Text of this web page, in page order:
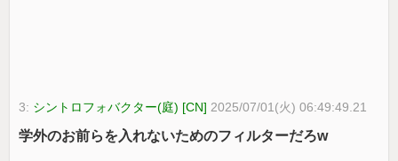
3: シントロフォバクター(庭) [CN] 2025/07/01(火) 06:49:49.21
学外のお前らを入れないためのフィルターだろw